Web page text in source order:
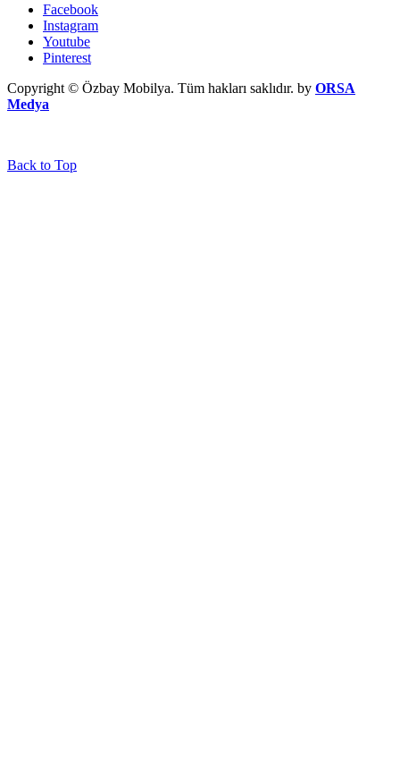
Facebook
Instagram
Youtube
Pinterest
Copyright © Özbay Mobilya. Tüm hakları saklıdır. by ORSA
Medya
Back to Top